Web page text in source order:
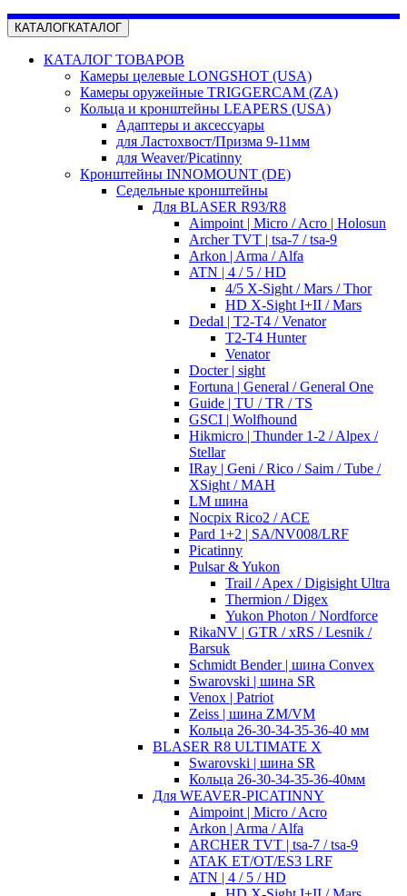
КАТАЛОГКАТАЛОГ
КАТАЛОГ ТОВАРОВ
Камеры целевые LONGSHOT (USA)
Камеры оружейные TRIGGERCAM (ZA)
Кольца и кронштейны LEAPERS (USA)
Адаптеры и аксессуары
для Ластохвост/Призма 9-11мм
для Weaver/Picatinny
Кронштейны INNOMOUNT (DE)
Седельные кронштейны
Для BLASER R93/R8
Aimpoint | Micro / Acro | Holosun
Archer TVT | tsa-7 / tsa-9
Arkon | Arma / Alfa
ATN | 4 / 5 / HD
4/5 X-Sight / Mars / Thor
HD X-Sight I+II / Mars
Dedal | T2-T4 / Venator
T2-T4 Hunter
Venator
Docter | sight
Fortuna | General / General One
Guide | TU / TR / TS
GSCI | Wolfhound
Hikmicro | Thunder 1-2 / Alpex /
Stellar
IRay | Geni / Rico / Saim / Tube /
XSight / MAH
LM шина
Nocpix Rico2 / ACE
Pard 1+2 | SA/NV008/LRF
Picatinny
Pulsar & Yukon
Trail / Apex / Digisight Ultra
Thermion / Digex
Yukon Photon / Nordforce
RikaNV | GTR / xRS / Lesnik /
Barsuk
Schmidt Bender | шина Convex
Swarovski | шина SR
Venox | Patriot
Zeiss | шина ZM/VM
Кольца 26-30-34-35-36-40 мм
BLASER R8 ULTIMATE X
Swarovski | шина SR
Кольца 26-30-34-35-36-40мм
Для WEAVER-PICATINNY
Aimpoint | Micro / Acro
Arkon | Arma / Alfa
ARCHER TVT | tsa-7 / tsa-9
ATAK ET/OT/ES3 LRF
ATN | 4 / 5 / HD